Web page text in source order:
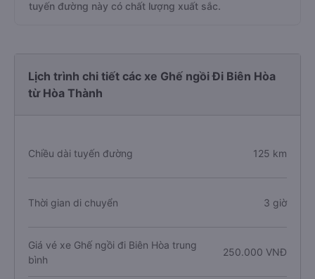
tuyến đường này có chất lượng xuất sắc.
Lịch trình chi tiết các xe Ghế ngồi Đi Biên Hòa
từ Hòa Thành
Chiều dài tuyến đường 125 km
Thời gian di chuyển 3 giờ
Giá vé xe Ghế ngồi đi Biên Hòa trung
bình
250.000 VNĐ